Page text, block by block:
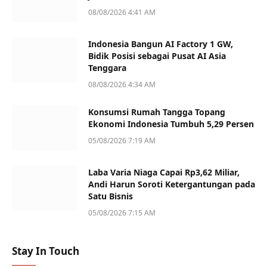
08/08/2026 4:41 AM
Indonesia Bangun AI Factory 1 GW,
Bidik Posisi sebagai Pusat AI Asia
Tenggara
08/08/2026 4:34 AM
Konsumsi Rumah Tangga Topang
Ekonomi Indonesia Tumbuh 5,29 Persen
05/08/2026 7:19 AM
Laba Varia Niaga Capai Rp3,62 Miliar,
Andi Harun Soroti Ketergantungan pada
Satu Bisnis
05/08/2026 7:15 AM
Stay In Touch